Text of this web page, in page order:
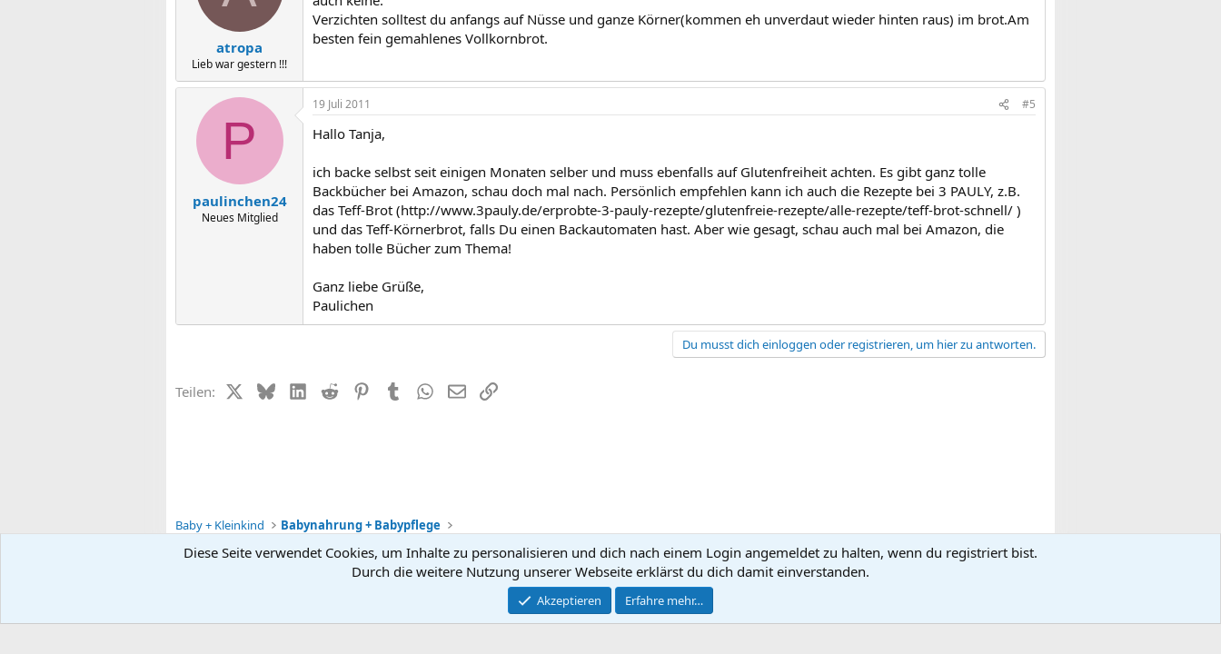
atropa
Lieb war gestern !!!
Verzichten solltest du anfangs auf Nüsse und ganze Körner(kommen eh unverdaut wieder hinten raus) im brot.Am
besten fein gemahlenes Vollkornbrot.
P
paulinchen24
Neues Mitglied
19 Juli 2011 #5
Hallo Tanja,
ich backe selbst seit einigen Monaten selber und muss ebenfalls auf Glutenfreiheit achten. Es gibt ganz tolle
Backbücher bei Amazon, schau doch mal nach. Persönlich empfehlen kann ich auch die Rezepte bei 3 PAULY, z.B.
das Teff-Brot (http://www.3pauly.de/erprobte-3-pauly-rezepte/glutenfreie-rezepte/alle-rezepte/teff-brot-schnell/ )
und das Teff-Körnerbrot, falls Du einen Backautomaten hast. Aber wie gesagt, schau auch mal bei Amazon, die
haben tolle Bücher zum Thema!
Ganz liebe Grüße,
Paulichen
Du musst dich einloggen oder registrieren, um hier zu antworten.
Teilen: X (Twitter)
BlueskyLinkedIn
Reddit PinterestTumblrWhatsApp
E-MailLink
Baby + Kleinkind Babynahrung + Babypflege
Kontakt Nutzungsbedingungen Datenschutz
Community platform by XenForo ® © 2010-2026 XenForo Ltd.
Diese Seite verwendet Cookies, um Inhalte zu personalisieren und dich nach einem Login angemeldet zu halten, wenn du registriert bist.
Durch die weitere Nutzung unserer Webseite erklärst du dich damit einverstanden.
Akzeptieren Erfahre mehr…